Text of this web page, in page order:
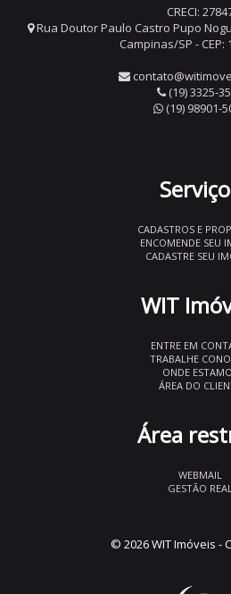
CRECI:
Rua Doutor Paulo Castro Pupo
Campinas/SP - CEP:
(19) 3325-
(19) 98901-
CADASTROS E
ENCOMENDE SEU
CADASTRE SEU
WIT
ENTRE EM
TRABALHE
ONDE
ÁREA DO
Área
WEBMAIL
GESTÃO
© 2026 WIT Imóveis -